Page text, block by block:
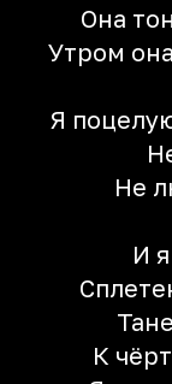
Она
Утром
Я
Не
И
К